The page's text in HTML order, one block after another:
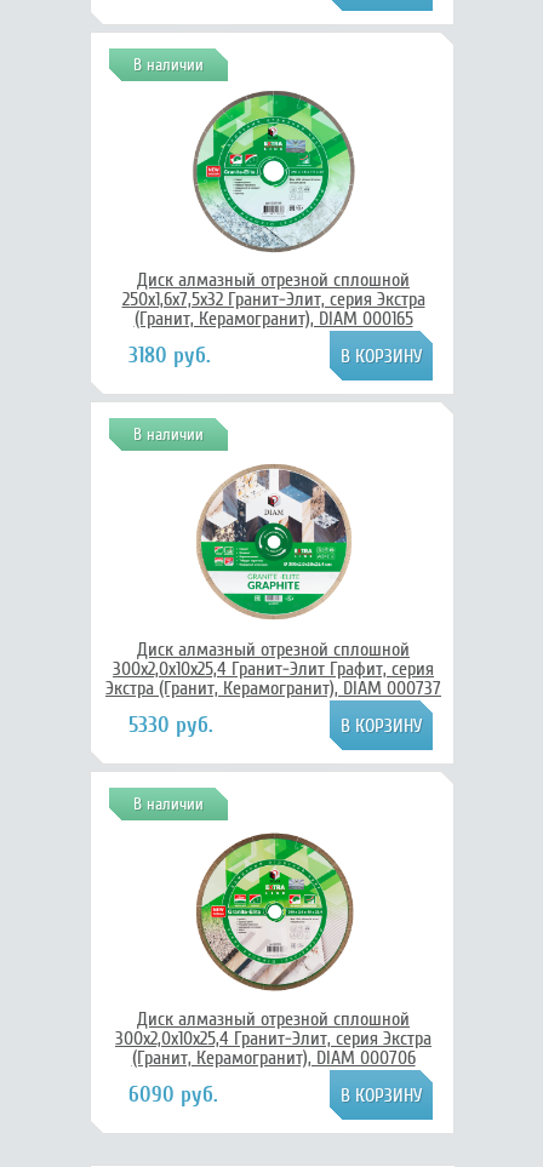
В наличии
Диск алмазный отрезной сплошной
250x1,6x7,5x32 Гранит-Элит, серия Экстра
(Гранит, Керамогранит), DIAM 000165
3180 руб.
В наличии
Диск алмазный отрезной сплошной
300x2,0x10x25,4 Гранит-Элит Графит, серия
Экстра (Гранит, Керамогранит), DIAM 000737
5330 руб.
В наличии
Диск алмазный отрезной сплошной
300x2,0x10x25,4 Гранит-Элит, серия Экстра
(Гранит, Керамогранит), DIAM 000706
6090 руб.